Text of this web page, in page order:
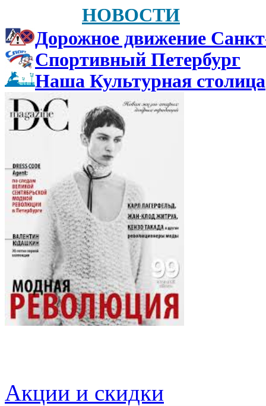
НОВОСТИ
Дорожное движение
Спортивный Петербург
Наша Культурная столица
Акции и скидки